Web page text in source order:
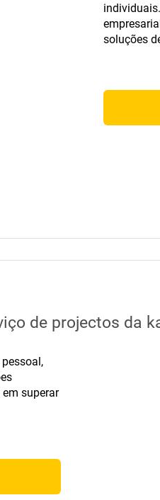
soluções
de projectos da
superar